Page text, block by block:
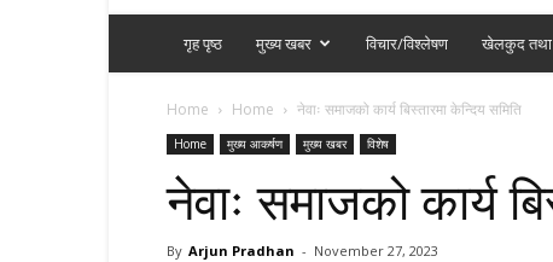
गृह पृष्ठ मुख्य खबर विचार/विश्लेषण खेलकुद तथा
Home Home नेवाः समाजको कार्य बिस्तारमा केन्दिय समिति
Home मुख्य आकर्षण मुख्य खबर विशेष
नेवाः समाजको कार्य
By Arjun Pradhan - November 27, 2023